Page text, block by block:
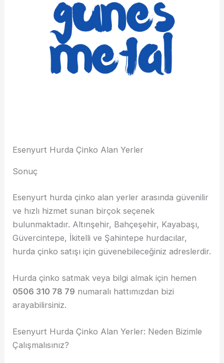
Esenyurt Hurda Çinko Alan Yerler
Sonuç
Esenyurt hurda çinko alan yerler arasında güvenilir
ve hızlı hizmet sunan birçok seçenek
bulunmaktadır. Altınşehir, Bahçeşehir, Kayabaşı,
Güvercintepe, İkitelli ve Şahintepe hurdacılar,
hurda çinko satışı için güvenebileceğiniz adreslerdir.
Hurda çinko satmak veya bilgi almak için hemen
0506 310 78 79 numaralı hattımızdan bizi
arayabilirsiniz.
Esenyurt Hurda Çinko Alan Yerler: Neden Bizimle
Çalışmalısınız?